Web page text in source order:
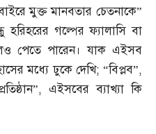
মুক্ত মানবতার চেতনাকে”
গল্পের ফ্যালাসি বা
পেতে পারেন। যাক এইসব
মধ্যে ঢুকে দেখি; “বিপ্লব”,
, এইসবের ব্যাখ্যা কি